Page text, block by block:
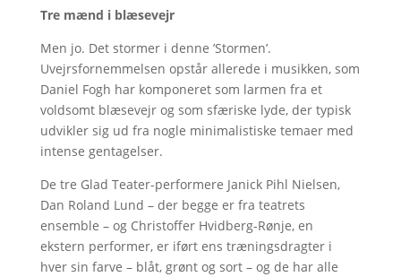
Tre mænd i blæsevejr
Men jo. Det stormer i denne ’Stormen’.
Uvejrsfornemmelsen opstår allerede i musikken, som
Daniel Fogh har komponeret som larmen fra et
voldsomt blæsevejr og som sfæriske lyde, der typisk
udvikler sig ud fra nogle minimalistiske temaer med
intense gentagelser.
De tre Glad Teater-performere Janick Pihl Nielsen,
Dan Roland Lund – der begge er fra teatrets
ensemble – og Christoffer Hvidberg-Rønje, en
ekstern performer, er iført ens træningsdragter i
hver sin farve – blåt, grønt og sort – og de har alle